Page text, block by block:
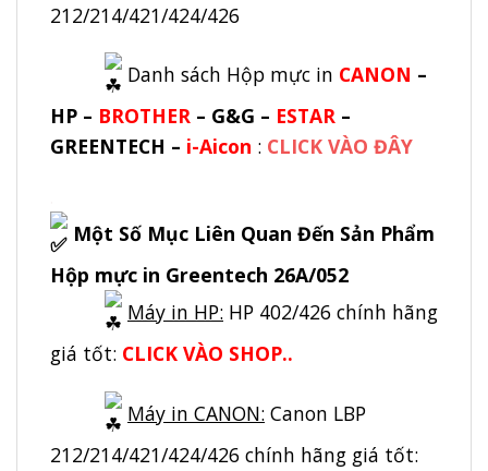
212/214/421/424/426
Danh sách Hộp mực in CANON –
HP – BROTHER – G&G – ESTAR –
GREENTECH – i-Aicon : CLICK VÀO ĐÂY
Một Số Mục Liên Quan Đến Sản Phẩm
Hộp mực in Greentech 26A/052
Máy in HP: HP 402/426 chính hãng
giá tốt: CLICK VÀO SHOP..
Máy in CANON: Canon LBP
212/214/421/424/426 chính hãng giá tốt: